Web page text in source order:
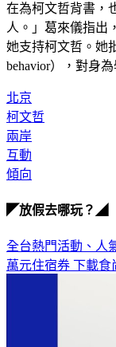
在為柯文哲背書，
人。」葛來儀指出
她支持柯文哲。她
behavior），對身
北京
柯文哲
兩岸
互動
傾向
◤放假去哪玩？◢
全台熱門活動、人
萬元住宿券 下載食